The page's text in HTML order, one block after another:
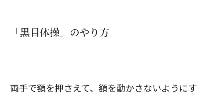
「黒目体操」のやり方
両手で額を押さえて、額を動かさないようにす